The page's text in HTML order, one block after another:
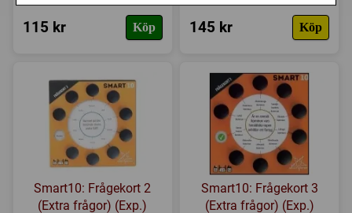
115 kr Köp 145 kr Köp
Smart10: Frågekort 2
(Extra frågor) (Exp.)
Smart10: Frågekort 3
(Extra frågor) (Exp.)